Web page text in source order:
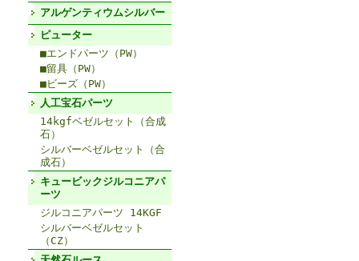
アルゲンティウムシルバー
ピューター
■エンドパーツ（PW）
■留具（PW）
■ビーズ（PW）
人工宝石パーツ
14kgfベゼルセット（合成
石）
シルバーベゼルセット（合
成石）
キュービックジルコニアパ
ーツ
ジルコニアパーツ 14KGF
シルバーベゼルセット
（CZ）